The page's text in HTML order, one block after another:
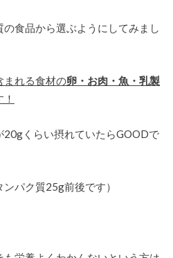
食品から選ぶようにしてみまし
まれる食材の卵・お肉・魚・乳製
くらい摂れていたらGOODで
パク質25g前後です）